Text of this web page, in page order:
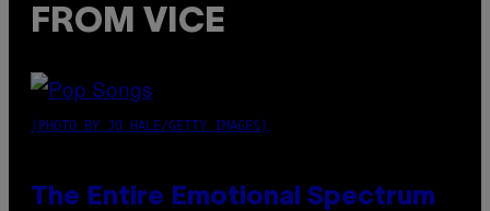
FROM VICE
(PHOTO BY JO HALE/GETTY IMAGES)
The Entire Emotional Spectrum